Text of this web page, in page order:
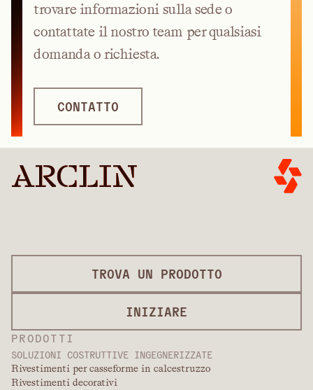
trovare informazioni sulla sede o
contattate il nostro team per qualsiasi
domanda o richiesta.
CONTATTO
PRODOTTI
SOLUZIONI COSTRUTTIVE INGEGNERIZZATE
Rivestimenti per casseforme in calcestruzzo
Rivestimenti decorativi
TROVA UN PRODOTTO
INIZIARE